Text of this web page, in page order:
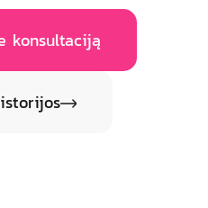
konsultaciją